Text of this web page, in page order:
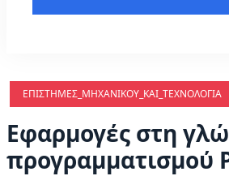
ΕΠΙΣΤΉΜΕΣ_ΜΗΧΑΝΙΚΟΎ_ΚΑΙ_ΤΕΧΝΟΛΟΓΊΑ
Εφαρμογές στη
προγραμματισμού